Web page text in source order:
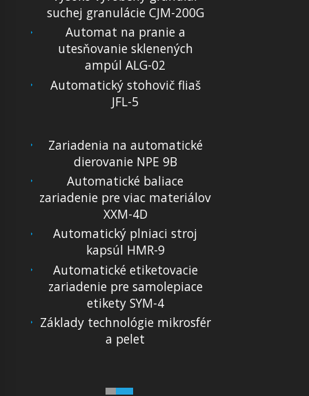
suchej granulácie CJM-200G
Automat na pranie a
utesňovanie sklenených
ampúl ALG-02
Automatický stohovič fliaš
JFL-5
Zariadenia na automatické
dierovanie NPE 9B
Automatické baliace
zariadenie pre viac materiálov
XXM-4D
Automatický plniaci stroj
kapsúl HMR-9
Automatické etiketovacie
zariadenie pre samolepiace
etikety SYM-4
Základy technológie mikrosfér
a pelet